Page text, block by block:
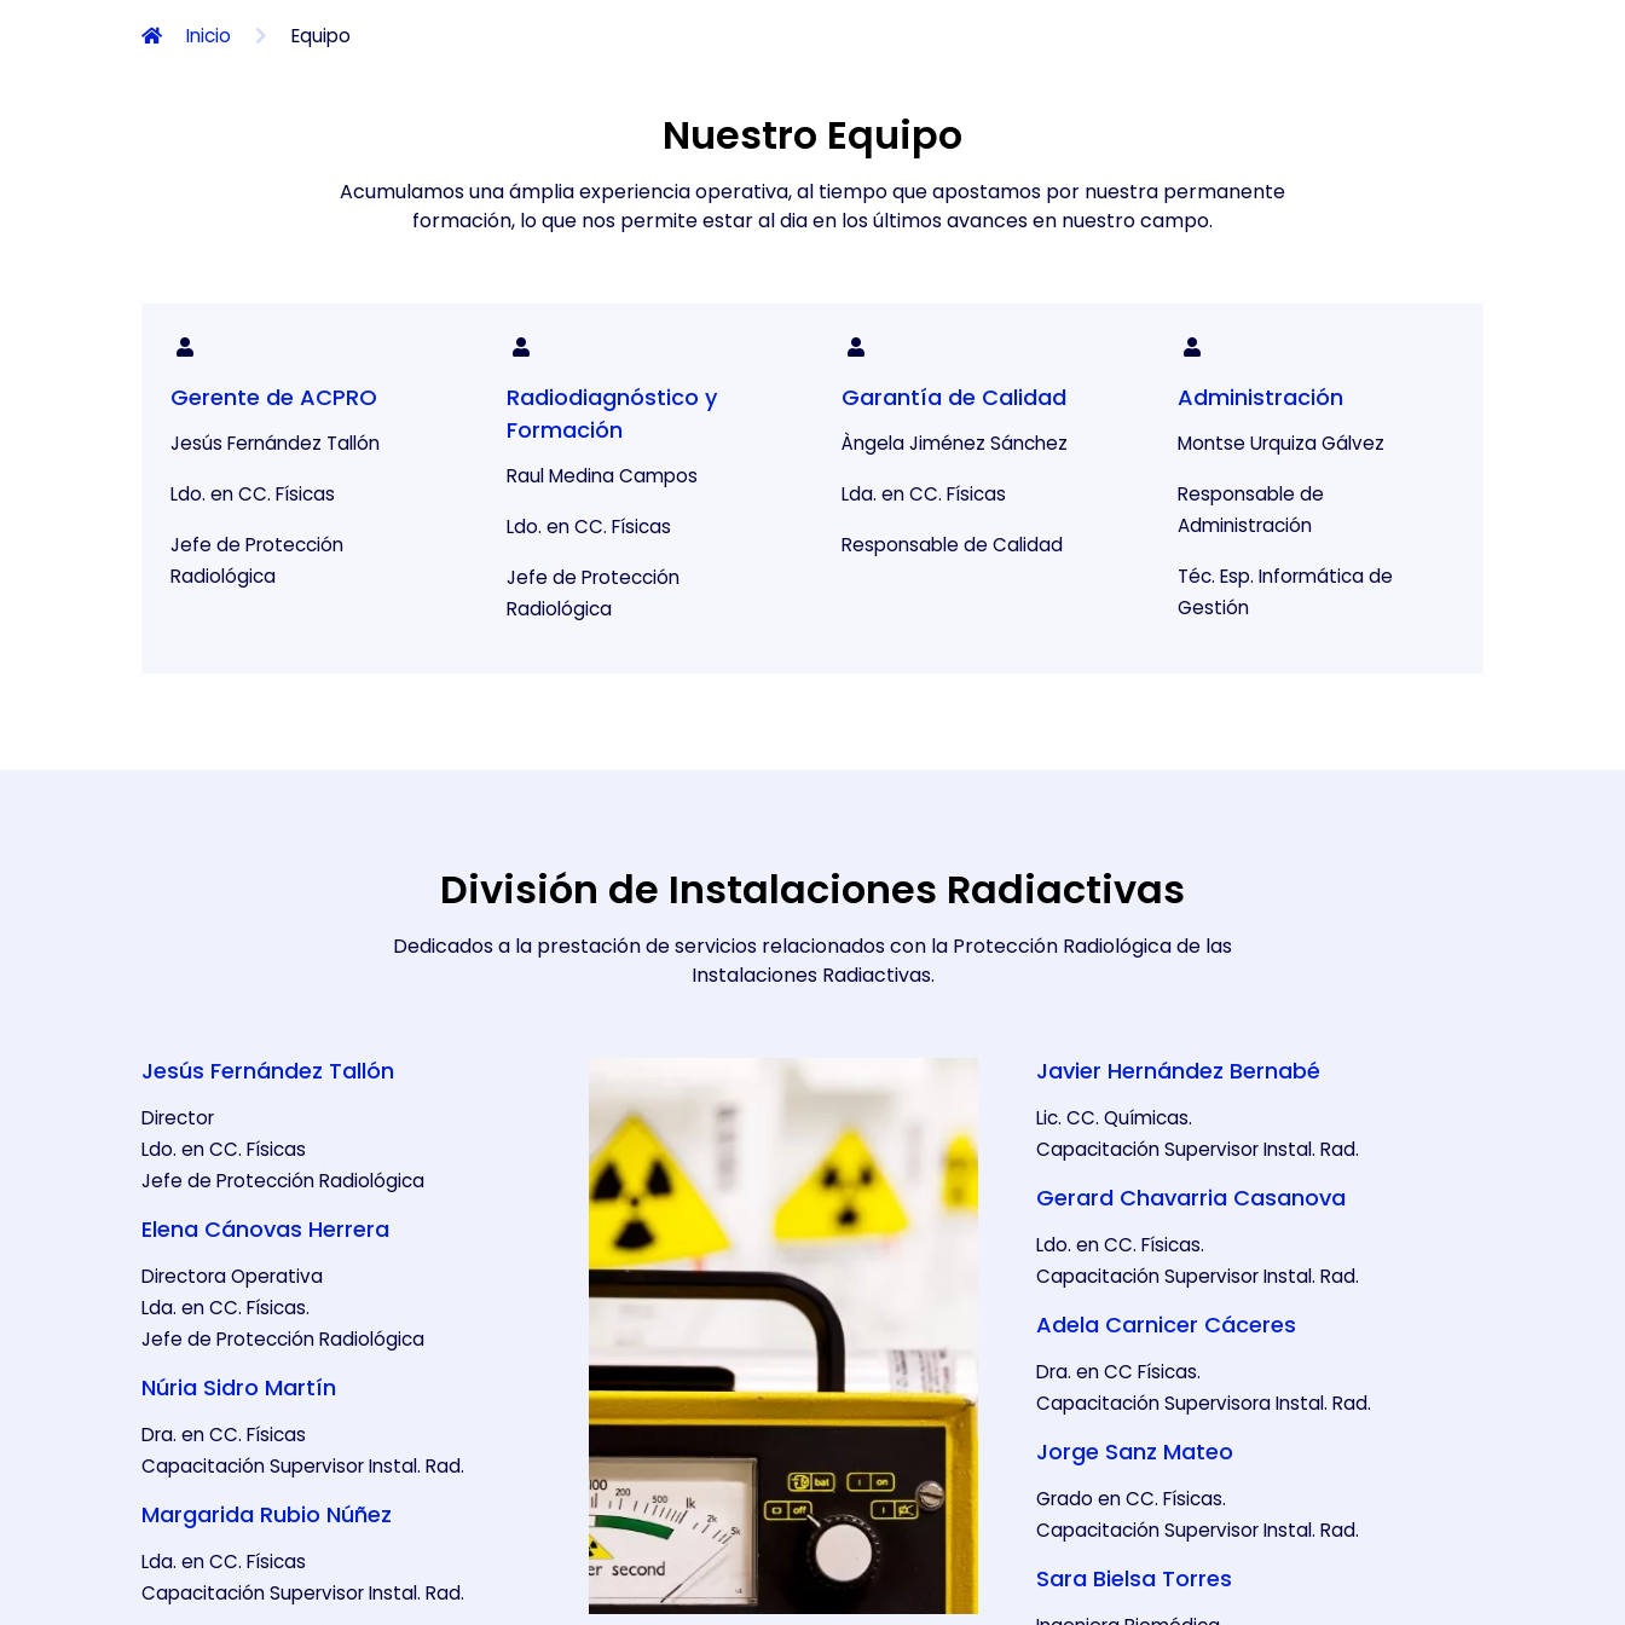
Inicio Equipo
Nuestro Equipo
Acumulamos una ámplia experiencia operativa, al tiempo que apostamos por nuestra permanente
formación, lo que nos permite estar al dia en los últimos avances en nuestro campo.
Gerente de ACPRO
Jesús Fernández Tallón
Ldo. en CC. Físicas
Jefe de Protección
Radiológica
Radiodiagnóstico y
Formación
Raul Medina Campos
Ldo. en CC. Físicas
Jefe de Protección
Radiológica
Garantía de Calidad
Àngela Jiménez Sánchez
Lda. en CC. Físicas
Responsable de Calidad
Administración
Montse Urquiza Gálvez
Responsable de
Administración
Téc. Esp. Informática de
Gestión
División de Instalaciones Radiactivas
Dedicados a la prestación de servicios relacionados con la Protección Radiológica de las
Instalaciones Radiactivas.
Jesús Fernández Tallón
Director
Ldo. en CC. Físicas
Jefe de Protección Radiológica
Elena Cánovas Herrera
Directora Operativa
Lda. en CC. Físicas.
Jefe de Protección Radiológica
Núria Sidro Martín
Dra. en CC. Físicas
Capacitación Supervisor Instal. Rad.
Margarida Rubio Núñez
Lda. en CC. Físicas
Capacitación Supervisor Instal. Rad.
Javier Hernández Bernabé
Lic. CC. Químicas.
Capacitación Supervisor Instal. Rad.
Gerard Chavarria Casanova
Ldo. en CC. Físicas.
Capacitación Supervisor Instal. Rad.
Adela Carnicer Cáceres
Dra. en CC Físicas.
Capacitación Supervisora Instal. Rad.
Jorge Sanz Mateo
Grado en CC. Físicas.
Capacitación Supervisor Instal. Rad.
Sara Bielsa Torres